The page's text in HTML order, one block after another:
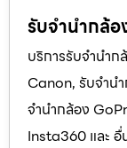
รับจำนำกล้
บริการรับจำนำก
Canon, รับจำน
จำนำกล้อง
Insta360 และ อื่